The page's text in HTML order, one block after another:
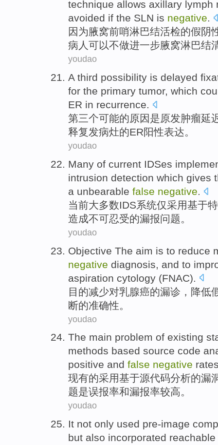
technique allows axillary lymph
avoided if the SLN is negative.
因为腋窝前哨淋巴结活检的假阴
病人 可以不做进一步腋窝淋巴结
youdao
A third possibility is delayed
for the primary tumor, which
ER in recurrence.
第三个可能的原因是原发肿瘤延
释复发病灶的ER阳性表达。
youdao
Many of current IDSes
intrusion detection which gives
a unbearable false negative.
当前大多数IDS系统仅采用基于
造成不可忍受的漏报问题。
youdao
Objective The aim is to reduce
negative diagnosis , and to
aspiration cytology (FNAC).
目的减少对乳腺癌的漏诊 ，降低
断的准确性 。
youdao
The main problem of existing
methods based source code
positive and false negative
现有的采用基于源代码分析的漏
题是误报率和漏报率较高。
youdao
It not only used pre-image
but also incorporated reachable